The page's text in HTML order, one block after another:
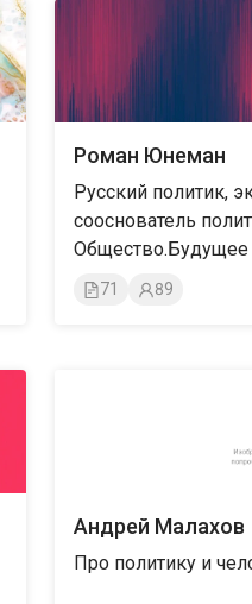
Роман Юнеман
Русский политик,
сооснователь
Общество.Будущее
71 89
Андрей Малахов
Про политику и